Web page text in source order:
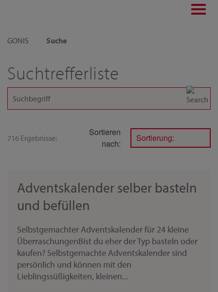
GONIS
Suche
Suchtrefferliste
716 Ergebnisse:
Sortieren
nach:
Sortierung:
Adventskalender selber basteln
und befüllen
Selbstgemachter Adventskalender für 24 kleine
ÜberraschungenBist du eher der Typ basteln oder
kaufen? Selbstgemachte Adventskalender sind
persönlich und können mit den
Lieblingssüßigkeiten, kleinen...